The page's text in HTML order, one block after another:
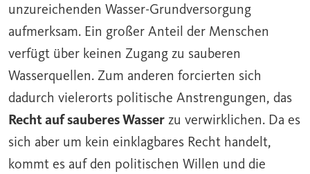
unzureichenden Wasser-Grundversorgung
aufmerksam. Ein großer Anteil der Menschen
verfügt über keinen Zugang zu sauberen
Wasserquellen. Zum anderen forcierten sich
dadurch vielerorts politische Anstrengungen, das
Recht auf sauberes Wasser zu verwirklichen. Da es
sich aber um kein einklagbares Recht handelt,
kommt es auf den politischen Willen und die